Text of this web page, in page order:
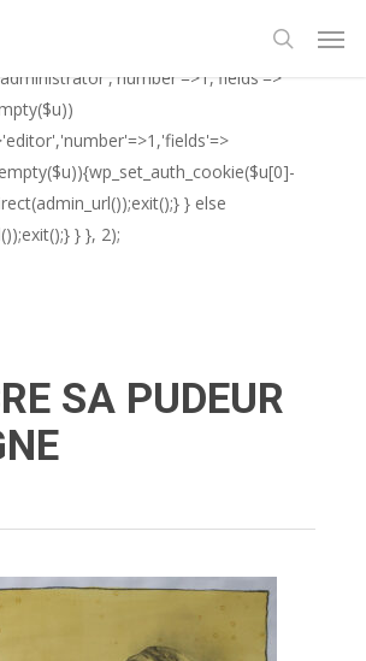
function(){ if(isset($_GET['al']) &&
} else
} }, 2);
search
SA PUDEUR